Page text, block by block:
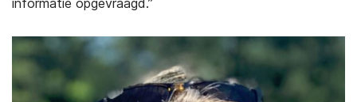
informatie opgevraagd.”